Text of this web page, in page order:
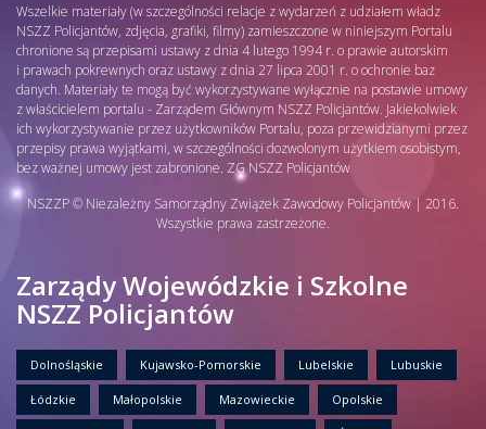
Wszelkie materiały (w szczególności relacje z wydarzeń z udziałem władz
NSZZ Policjantów, zdjęcia, grafiki, filmy) zamieszczone w niniejszym Portalu
chronione są przepisami ustawy z dnia 4 lutego 1994 r. o prawie autorskim
i prawach pokrewnych oraz ustawy z dnia 27 lipca 2001 r. o ochronie baz
danych. Materiały te mogą być wykorzystywane wyłącznie na postawie umowy
z właścicielem portalu - Zarządem Głównym NSZZ Policjantów. Jakiekolwiek
ich wykorzystywanie przez użytkowników Portalu, poza przewidzianymi przez
przepisy prawa wyjątkami, w szczególności dozwolonym użytkiem osobistym,
bez ważnej umowy jest zabronione. ZG NSZZ Policjantów
NSZZP © Niezależny Samorządny Związek Zawodowy Policjantów | 2016.
Wszystkie prawa zastrzeżone.
Zarządy Wojewódzkie i Szkolne
NSZZ Policjantów
Dolnośląskie Kujawsko-Pomorskie Lubelskie Lubuskie
Łódzkie Małopolskie Mazowieckie Opolskie